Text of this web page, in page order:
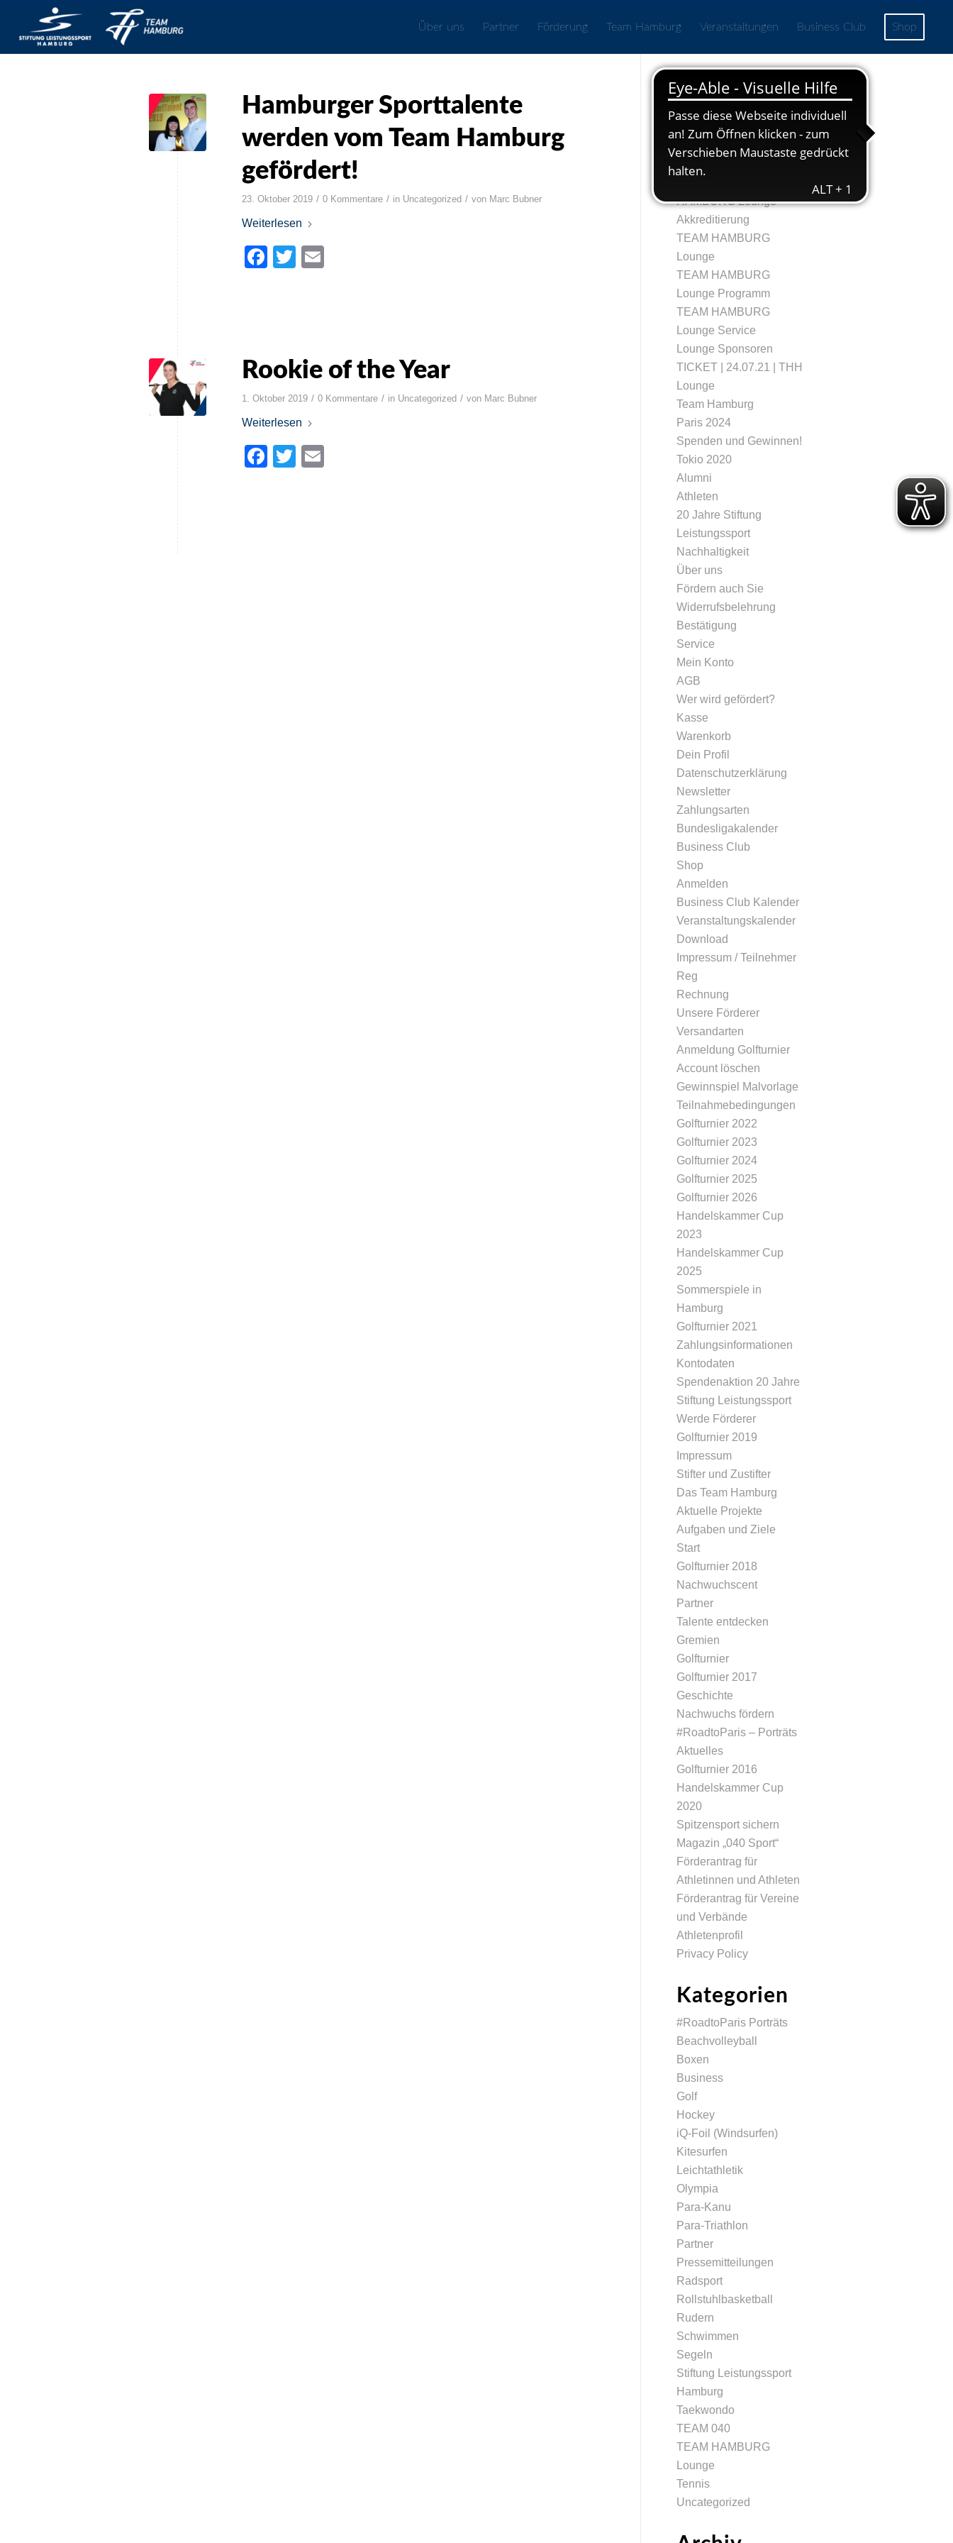
Über uns Partner Förderung Team Hamburg Veranstaltungen Business Club Shop
Hamburger Sporttalente
werden vom Team Hamburg
gefördert!
23. Oktober 2019 / 0 Kommentare / in Uncategorized / von Marc Bubner
Weiterlesen
Facebook
Twitter
Rookie of the Year
1. Oktober 2019 / 0 Kommentare / in Uncategorized / von Marc Bubner
Weiterlesen
Facebook
Twitter
Seiten
Echtheit von
Bewertungen
TRegistrierung
HAMBURG Lounge
Akkreditierung
TEAM HAMBURG
Lounge
TEAM HAMBURG
Lounge Programm
TEAM HAMBURG
Lounge Service
Lounge Sponsoren
TICKET | 24.07.21 | THH
Lounge
Team Hamburg
Paris 2024
Spenden und Gewinnen!
Tokio 2020
Alumni
Athleten
20 Jahre Stiftung
Leistungssport
Nachhaltigkeit
Über uns
Fördern auch Sie
Widerrufsbelehrung
Bestätigung
Service
Mein Konto
AGB
Wer wird gefördert?
Kasse
Warenkorb
Dein Profil
Datenschutzerklärung
Newsletter
Zahlungsarten
Bundesligakalender
Business Club
Shop
Anmelden
Business Club Kalender
Veranstaltungskalender
Download
Impressum / Teilnehmer
Reg
Rechnung
Unsere Förderer
Versandarten
Anmeldung Golfturnier
Account löschen
Gewinnspiel Malvorlage
Teilnahmebedingungen
Golfturnier 2022
Golfturnier 2023
Golfturnier 2024
Golfturnier 2025
Golfturnier 2026
Handelskammer Cup
2023
Handelskammer Cup
2025
Sommerspiele in
Hamburg
Golfturnier 2021
Zahlungsinformationen
Kontodaten
Spendenaktion 20 Jahre
Stiftung Leistungssport
Werde Förderer
Golfturnier 2019
Impressum
Stifter und Zustifter
Das Team Hamburg
Aktuelle Projekte
Aufgaben und Ziele
Start
Golfturnier 2018
Nachwuchscent
Partner
Talente entdecken
Gremien
Golfturnier
Golfturnier 2017
Geschichte
Nachwuchs fördern
#RoadtoParis – Porträts
Aktuelles
Golfturnier 2016
Handelskammer Cup
2020
Spitzensport sichern
Magazin „040 Sport“
Förderantrag für
Athletinnen und Athleten
Förderantrag für Vereine
und Verbände
Athletenprofil
Privacy Policy
Kategorien
#RoadtoParis Porträts
Beachvolleyball
Boxen
Business
Golf
Hockey
iQ-Foil (Windsurfen)
Kitesurfen
Leichtathletik
Olympia
Para-Kanu
Para-Triathlon
Partner
Pressemitteilungen
Radsport
Rollstuhlbasketball
Rudern
Schwimmen
Segeln
Stiftung Leistungssport
Hamburg
Taekwondo
TEAM 040
TEAM HAMBURG
Lounge
Tennis
Uncategorized